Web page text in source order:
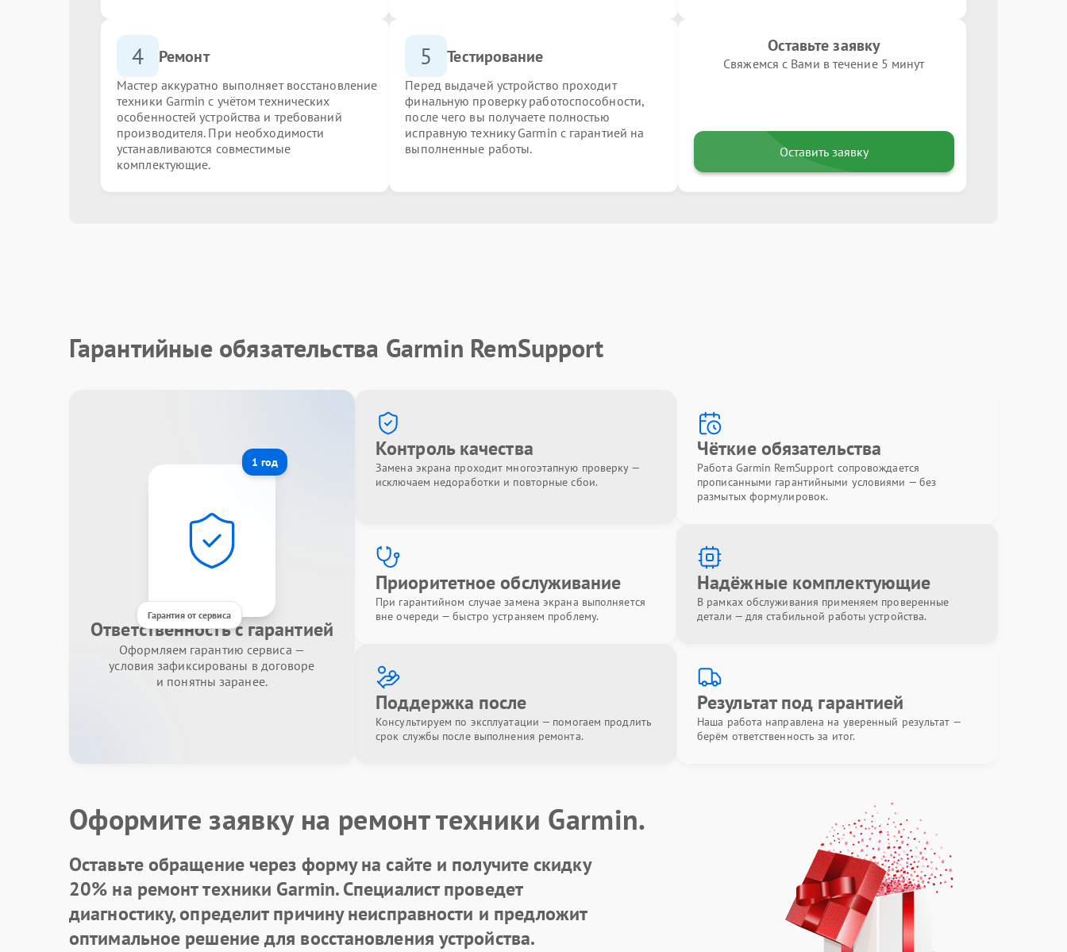
4 Ремонт
Мастер аккуратно выполняет восстановление
техники Garmin с учётом технических
особенностей устройства и требований
производителя. При необходимости
устанавливаются совместимые
комплектующие.
5 Тестирование
Перед выдачей устройство проходит
финальную проверку работоспособности,
после чего вы получаете полностью
исправную технику Garmin с гарантией на
выполненные работы.
Оставьте заявку
Свяжемся с Вами в течение 5 минут
Оставить заявку
Гарантийные обязательства Garmin RemSupport
1 год
Гарантия от сервиса
Ответственность с гарантией
Оформляем гарантию сервиса —
условия зафиксированы в договоре
и понятны заранее.
Контроль качества
Замена экрана проходит многоэтапную проверку —
исключаем недоработки и повторные сбои.
Чёткие обязательства
Работа Garmin RemSupport сопровождается
прописанными гарантийными условиями — без
размытых формулировок.
Приоритетное обслуживание
При гарантийном случае замена экрана выполняется
вне очереди — быстро устраняем проблему.
Надёжные комплектующие
В рамках обслуживания применяем проверенные
детали — для стабильной работы устройства.
Поддержка после
Консультируем по эксплуатации — помогаем продлить
срок службы после выполнения ремонта.
Результат под гарантией
Наша работа направлена на уверенный результат —
берём ответственность за итог.
Оформите заявку на ремонт техники Garmin.
Оставьте обращение через форму на сайте и получите скидку
20% на ремонт техники Garmin. Специалист проведет
диагностику, определит причину неисправности и предложит
оптимальное решение для восстановления устройства.